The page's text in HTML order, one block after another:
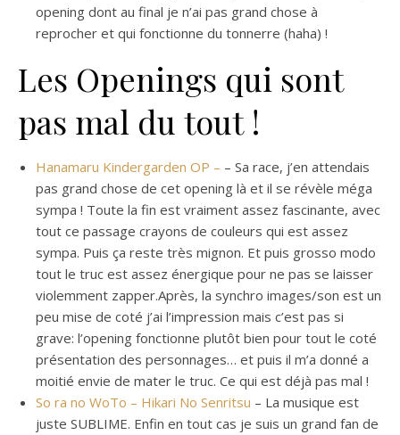
opening dont au final je n’ai pas grand chose à
reprocher et qui fonctionne du tonnerre (haha) !
Les Openings qui sont
pas mal du tout !
Hanamaru Kindergarden OP – – Sa race, j’en attendais
pas grand chose de cet opening là et il se révèle méga
sympa ! Toute la fin est vraiment assez fascinante, avec
tout ce passage crayons de couleurs qui est assez
sympa. Puis ça reste très mignon. Et puis grosso modo
tout le truc est assez énergique pour ne pas se laisser
violemment zapper.Après, la synchro images/son est un
peu mise de coté j’ai l’impression mais c’est pas si
grave: l’opening fonctionne plutôt bien pour tout le coté
présentation des personnages… et puis il m’a donné a
moitié envie de mater le truc. Ce qui est déjà pas mal !
So ra no WoTo – Hikari No Senritsu – La musique est
juste SUBLIME. Enfin en tout cas je suis un grand fan de